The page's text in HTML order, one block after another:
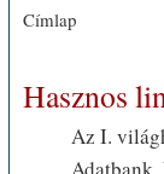
Címlap
Hasznos
Az I.